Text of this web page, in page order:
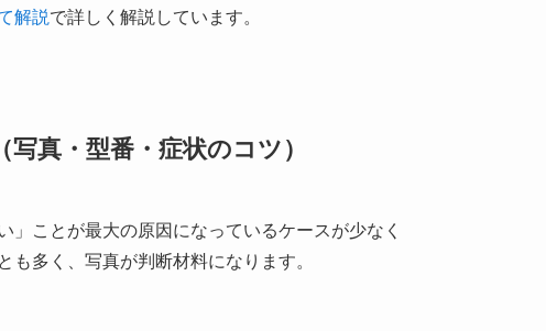
解説で詳しく解説しています。
真・型番・症状のコツ）
ことが最大の原因になっているケースが少なく
多く、写真が判断材料になります。